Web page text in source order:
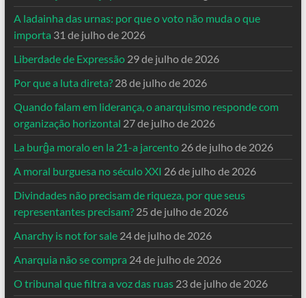
A ladainha das urnas: por que o voto não muda o que
importa 31 de julho de 2026
Liberdade de Expressão 29 de julho de 2026
Por que a luta direta? 28 de julho de 2026
Quando falam em liderança, o anarquismo responde com
organização horizontal 27 de julho de 2026
La burĝa moralo en la 21-a jarcento 26 de julho de 2026
A moral burguesa no século XXI 26 de julho de 2026
Divindades não precisam de riqueza, por que seus
representantes precisam? 25 de julho de 2026
Anarchy is not for sale 24 de julho de 2026
Anarquia não se compra 24 de julho de 2026
O tribunal que filtra a voz das ruas 23 de julho de 2026